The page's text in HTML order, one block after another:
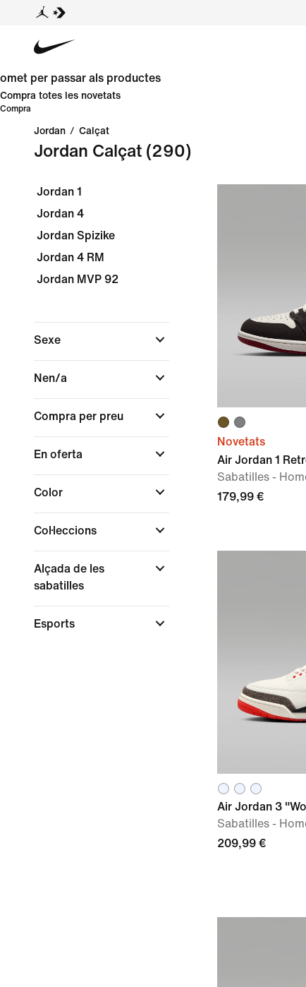
omet per passar als productes
Compra totes les novetats
Compra
Jordan / Calçat
Jordan Calçat(290)
Jordan 1
Jordan 4
Jordan Spizike
Jordan 4 RM
Jordan MVP 92
Sexe
Nen/a
Compra per preu
En oferta
Color
Col·leccions
Alçada de les
sabatilles
Esports
Novetats
Air Jordan 1
Sabatilles -
179,99 €
Air Jordan 3
Sabatilles -
209,99 €